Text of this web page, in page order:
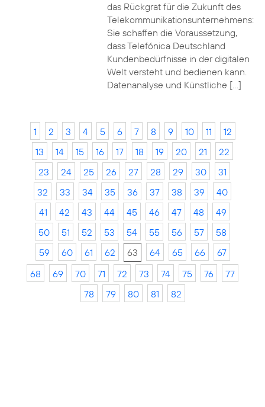
das Rückgrat für die Zukunft des
Telekommunikationsunternehmens:
Sie schaffen die Voraussetzung,
dass Telefónica Deutschland
Kundenbedürfnisse in der digitalen
Welt versteht und bedienen kann.
Datenanalyse und Künstliche […]
1 2 3 4 5 6 7 8 9 10 11
12
13
14 15 16 17 18 19 20 21
22
23
24 25 26 27 28 29 30
31
32
33 34 35 36 37 38 39
40
41
42 43 44 45 46 47 48
49
50
51 52 53 54 55 56 57
58
59
60 61 62 63 64 65 66
67
68
69 70 71 72 73 74 75 76
77
78
79 80 81 82